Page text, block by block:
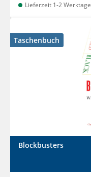
Lieferzeit 1-2 Werktage
Taschenbuch
Blockbusters